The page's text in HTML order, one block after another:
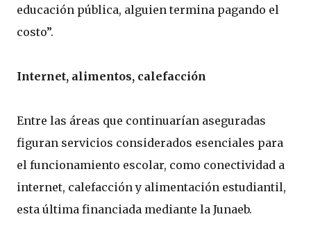
educación pública, alguien termina pagando el
costo”.
Internet, alimentos, calefacción
Entre las áreas que continuarían aseguradas
figuran servicios considerados esenciales para
el funcionamiento escolar, como conectividad a
internet, calefacción y alimentación estudiantil,
esta última financiada mediante la Junaeb.